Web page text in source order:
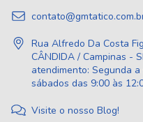
Rua Alfredo Da Costa
CÂNDIDA / Campinas -
atendimento: Segunda
sábados das 9:00 às
Visite o nosso Blog!